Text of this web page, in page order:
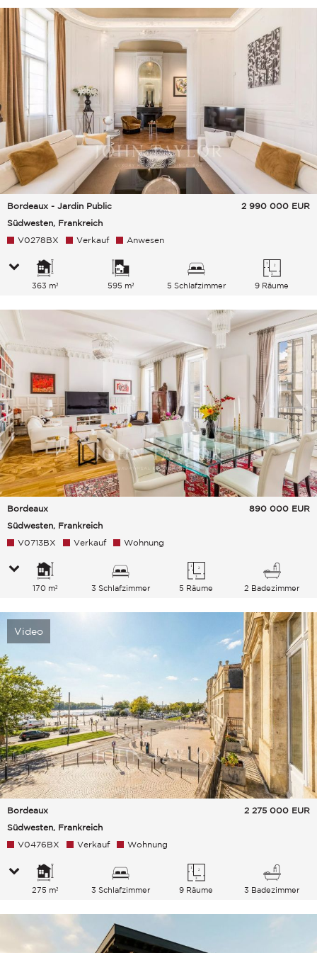
Bordeaux - Jardin Public
Südwesten, Frankreich
2 990 000 EUR
V0278BX Verkauf Anwesen
363 m² 595 m² 5 Schlafzimmer 9 Räume
Bordeaux
Südwesten, Frankreich
890 000 EUR
V0713BX Verkauf Wohnung
170 m² 3 Schlafzimmer 5 Räume 2 Badezimmer
Video
Bordeaux
Südwesten, Frankreich
2 275 000 EUR
V0476BX Verkauf Wohnung
275 m² 3 Schlafzimmer 9 Räume 3 Badezimmer